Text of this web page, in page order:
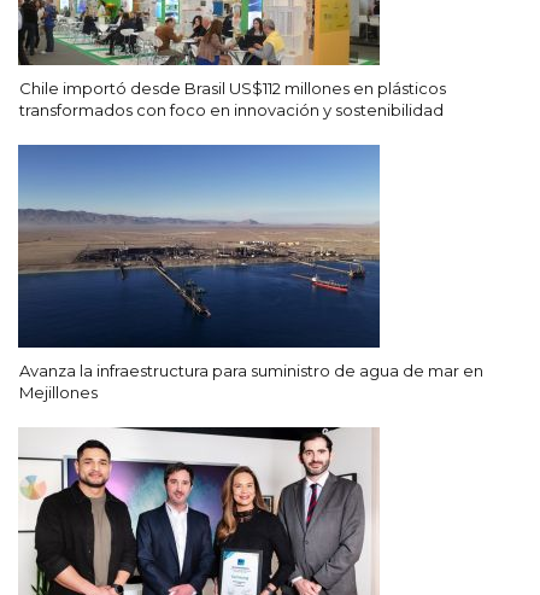
Chile importó desde Brasil US$112 millones en plásticos
transformados con foco en innovación y sostenibilidad
Avanza la infraestructura para suministro de agua de mar en
Mejillones